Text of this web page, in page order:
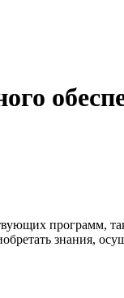
программ,
знания,